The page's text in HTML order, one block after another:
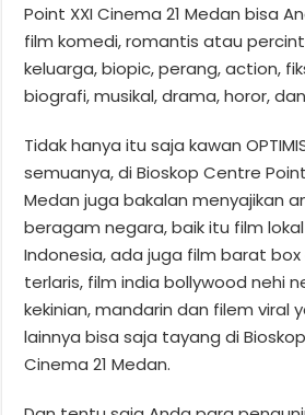
Point XXI Cinema 21 Medan bisa
film komedi, romantis atau
keluarga, biopic, perang, action,
biografi, musikal, drama, horor,
Tidak hanya itu saja kawan
semuanya, di Bioskop Centre Point
Medan juga bakalan menyajikan
beragam negara, baik itu film
Indonesia, ada juga film barat
terlaris, film india bollywood nehi
kekinian, mandarin dan filem viral
lainnya bisa saja tayang di
Cinema 21 Medan.